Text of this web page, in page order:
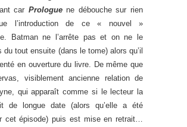
car Prologuene débouche sur rien
l’introduction de ce « nouvel »
Batman ne l’arrête pas et on ne le
du tout ensuite (dans le tome) alors qu’il
en ouverture du livre. De même que
visiblement ancienne relation de
qui apparaît comme si le lecteur la
de longue date (alors qu’elle a été
cet épisode) puis est mise en retrait…